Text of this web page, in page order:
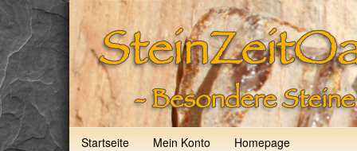
Startseite Mein Konto Homepage